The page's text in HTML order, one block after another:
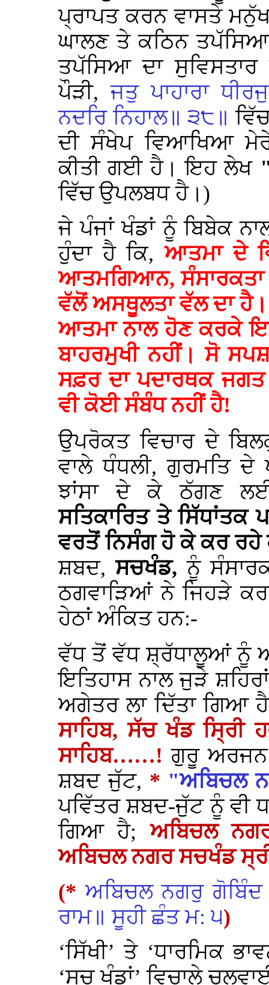
ਪ੍ਰਾਪਤ ਕਰਨ ਵਾਸਤੇ
ਘਾਲਣ ਤੇ ਕਠਿਨ
ਤਪੱਸਿਆ ਦਾ
ਪੌੜੀ,ਜਤੁ ਪਾਹਾਰਾ
ਨਦਰਿ ਨਿਹਾਲ॥ ੩੮॥
ਦੀ ਸੰਖੇਪ ਵਿਆਖਿਆ
ਕੀਤੀ ਗਈ ਹੈ। ਇਹ ਲੇਖ
ਵਿੱਚ ਉਪਲਬਧ ਹੈ।)
ਜੇ ਪੰਜਾਂ ਖੰਡਾਂ ਨੂੰ ਬਿਬੇਕ
ਹੁੰਦਾ ਹੈ ਕਿ,ਆਤਮਾ ਦੇ
ਆਤਮਗਿਆਨ,
ਵੱਲੋਂ ਅਸਥੂਲਤਾ ਵੱਲ ਦਾ
ਆਤਮਾ ਨਾਲ ਹੋਣ ਕਰਕੇ
ਬਾਹਰਮੁਖੀ ਨਹੀਂ। ਸੋ
ਸਫ਼ਰ ਦਾ ਪਦਾਰਥਕ ਜਗਤ
ਵੀ ਕੋਈ ਸੰਬੰਧ ਨਹੀਂ ਹੈ!
ਉਪਰੋਕਤ ਵਿਚਾਰ ਦੇ
ਵਾਲੇ ਧੰਧਲੀ, ਗੁਰਮਤਿ
ਝਾਂਸਾ ਦੇ ਕੇ ਠੱਗਣ
ਸਤਿਕਾਰਿਤ ਤੇ
ਵਰਤੋਂ ਨਿਸੰਗ ਹੋ ਕੇ ਕਰ
ਸ਼ਬਦ,ਸਚਖੰਡ,ਨੂੰ
ਠਗਵਾੜਿਆਂ ਨੇ ਜਿਹੜੇ
ਹੇਠਾਂ ਅੰਕਿਤ ਹਨ:-
ਵੱਧ ਤੋਂ ਵੱਧ ਸ਼੍ਰੱਧਾਲੂਆਂ ਨੂੰ
ਇਤਿਹਾਸ ਨਾਲ ਜੁੜੇ
ਅਗੇਤਰ ਲਾ ਦਿੱਤਾ ਗਿਆ
ਸਾਹਿਬ, ਸੱਚ ਖੰਡ ਸ੍ਰਿੀ
ਸਾਹਿਬ……!ਗੁਰੂ ਅਰਜਨ
ਸ਼ਬਦ ਜੁੱਟ, * "ਅਬਿਚਲ
ਪਵਿੱਤਰ ਸ਼ਬਦ-ਜੁੱਟ ਨੂੰ ਵੀ
ਗਿਆ ਹੈ;ਅਬਿਚਲ
ਅਬਿਚਲ ਨਗਰ ਸਚਖੰਡ
(*ਅਬਿਚਲ ਨਗਰੁ
ਰਾਮ॥ ਸੂਹੀ ਛੰਤ ਮ: ੫)
‘ਸਿੱਖੀ’ ਤੇ ‘ਧਾਰਮਿਕ
‘ਸਚ ਖੰਡਾਂ’ ਵਿਚਾਲੇ